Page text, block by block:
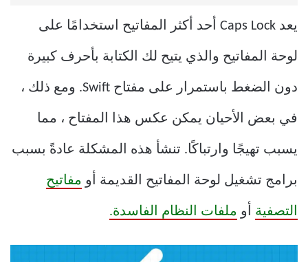
يعد Caps Lock أحد أكثر المفاتيح استخدامًا على
لوحة المفاتيح والذي يتيح لك الكتابة بأحرف كبيرة
دون الضغط باستمرار على مفتاح Swift. ومع ذلك ،
في بعض الأحيان يمكن عكس هذا المفتاح ، مما
يسبب تهيجًا وارتباكًا. تنشأ هذه المشكلة عادةً بسبب
برامج تشغيل لوحة المفاتيح القديمة أو مفاتيح
التصفية أو ملفات النظام الفاسدة.